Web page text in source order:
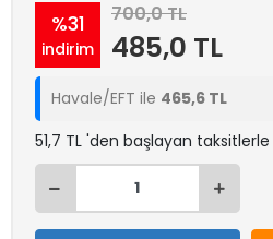
%31
indirim
700,0 TL
485,0 TL
Havale/EFT ile 465,6 TL
51,7 TL 'den başlayan taksitlerle